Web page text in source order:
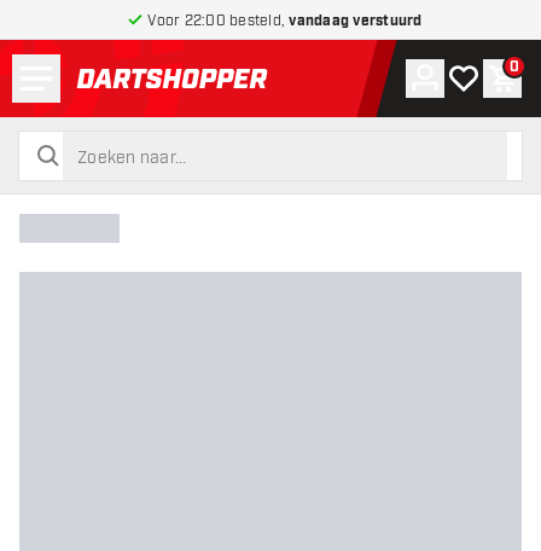
Voor 22:00 besteld,vandaag verstuurd
terug naar home pagina
zoeken
zoeken
Account
Mijn 0